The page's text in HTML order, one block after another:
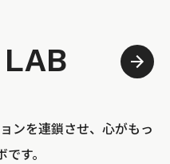
ンを連鎖させ、心がもっ
す。